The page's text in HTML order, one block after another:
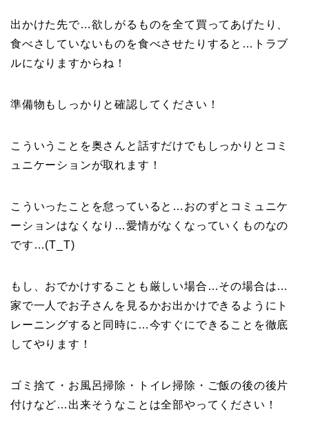
出かけた先で…欲しがるものを全て買ってあげたり、
食べさしていないものを食べさせたりすると…トラブ
ルになりますからね！
準備物もしっかりと確認してください！
こういうことを奥さんと話すだけでもしっかりとコミ
ュニケーションが取れます！
こういったことを怠っていると…おのずとコミュニケ
ーションはなくなり…愛情がなくなっていくものなの
です…(T_T)
もし、おでかけすることも厳しい場合…その場合は…
家で一人でお子さんを見るかお出かけできるようにト
レーニングすると同時に…今すぐにできることを徹底
してやります！
ゴミ捨て・お風呂掃除・トイレ掃除・ご飯の後の後片
付けなど…出来そうなことは全部やってください！